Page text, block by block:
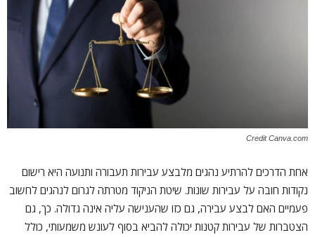
Credit Canva.com
אחת הדרכים להרתיע נהגים מלבצע עבירות תעבורה ותנועה היא רישום
נקודות חובה על עבירות שונות. שיטת הניקוד מטרתה לגרום לנהגים לחשוב
פעמיים האם לבצע עבירה, גם כזו שהענישה עליה אינה גדולה. כך, גם
הצטברות של עבירות קטנות יכולה להביא בסוף לעונש משמעותי, כולל